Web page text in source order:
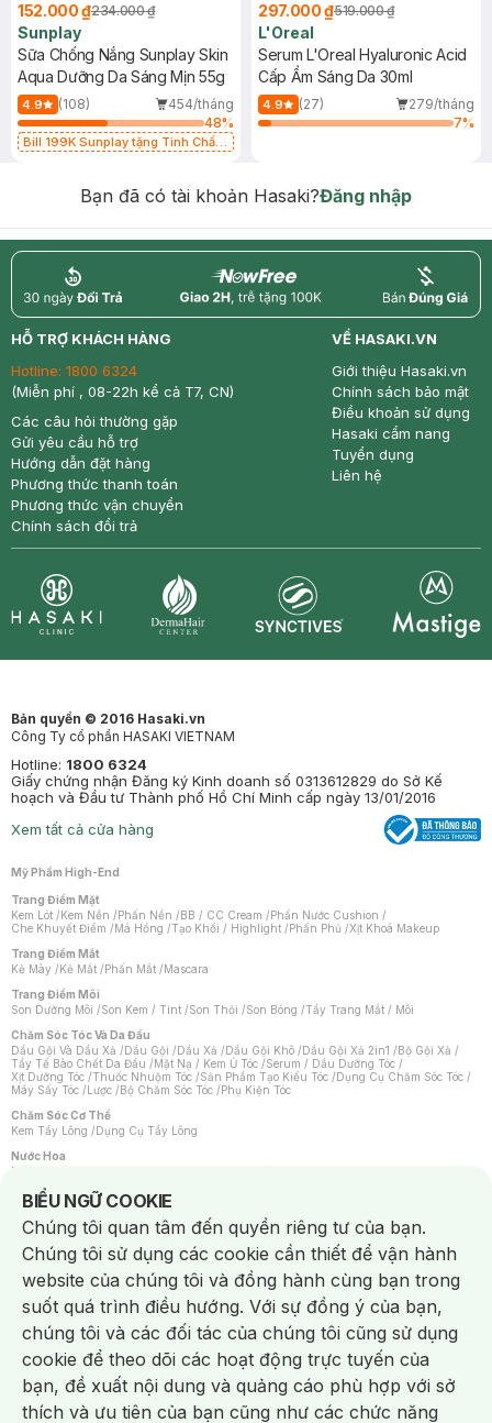
152.000 ₫234.000 ₫
Sunplay
Sữa Chống Nắng Sunplay Skin
Aqua Dưỡng Da Sáng Mịn 55g
4.9 (108)
454/tháng
48%
Bill 199K Sunplay tặng Tinh Chất
297.000 ₫519.000 ₫
L'Oreal
Serum L'Oreal Hyaluronic Acid
Cấp Ẩm Sáng Da 30ml
4.9 (27)
279/tháng
7%
Bạn đã có tài khoản Hasaki?Đăng nhập
return nowfree price
HỖ TRỢ KHÁCH HÀNG
Hotline: 1800 6324
(Miễn phí , 08-22h kể cả T7, CN)
Các câu hỏi thường gặp
Gửi yêu cầu hỗ trợ
Hướng dẫn đặt hàng
Phương thức thanh toán
Phương thức vận chuyển
Chính sách đổi trả
VỀ HASAKI.VN
Giới thiệu Hasaki.vn
Chính sách bảo mật
Điều khoản sử dụng
Hasaki cẩm nang
Tuyển dụng
Liên hệ
Bản quyền © 2016 Hasaki.vn
Công Ty cổ phần HASAKI VIETNAM
Hotline: 1800 6324
Giấy chứng nhận Đăng ký Kinh doanh số 0313612829 do Sở Kế
hoạch và Đầu tư Thành phố Hồ Chí Minh cấp ngày 13/01/2016
Xem tất cả cửa hàng
Mỹ Phẩm High-End
Trang Điểm Mặt
Kem Lót /Kem Nền /Phấn Nền /BB / CC Cream /Phấn Nước Cushion /
Che Khuyết Điểm /Má Hồng /Tạo Khối / Highlight /Phấn Phủ /Xịt Khoá Makeup
Trang Điểm Mắt
Kẻ Mày /Kẻ Mắt /Phấn Mắt /Mascara
Trang Điểm Môi
Son Dưỡng Môi /Son Kem / Tint /Son Thỏi /Son Bóng /Tẩy Trang Mắt / Môi
Chăm Sóc Tóc Và Da Đầu
Dầu Gội Và Dầu Xả /Dầu Gội /Dầu Xả /Dầu Gội Khô /Dầu Gội Xả 2in1 /Bộ Gội Xả /
Tẩy Tế Bào Chết Da Đầu /Mặt Nạ / Kem Ủ Tóc /Serum / Dầu Dưỡng Tóc /
Xịt Dưỡng Tóc /Thuốc Nhuộm Tóc /Sản Phẩm Tạo Kiểu Tóc /Dụng Cụ Chăm Sóc Tóc /
Máy Sấy Tóc /Lược /Bộ Chăm Sóc Tóc /Phụ Kiện Tóc
Chăm Sóc Cơ Thể
Kem Tẩy Lông /Dụng Cụ Tẩy Lông
Nước Hoa
Nước Hoa Nữ
Chăm Sóc Cá Nhân
Chống Muỗi /Khẩu Trang /Máy Massage/Mặt Nạ Xông Hơi /Nước Rửa Tay/
Sản Phẩm Chăm Sóc Khác /Bàn Chải Đánh Răng /Bàn Chải Điện/
Hỗ Trợ Trắng Răng/Kem Đánh Răng /Máy Tăm Nước/ Nước Súc Miệng/
Tăm / Chỉ Nha Khoa/ Xịt Thơm Miệng / Dung Dịch Vệ Sinh/Dưỡng Vùng Kín/
Khăn Ướt Vệ Sinh Vùng Kín/Băng Vệ Sinh/Tampon/Bọt Cạo Râu /Dao Cạo Râu/
Máy Cạo Râu
Vấn Đề Về Da
Da Dầu / Lỗ Chân Lông To/ Da Khô / Mất Nước/ Da Lão Hóa/ Da Mụn/
Da Nhạy Cảm / Kích Ứng
Da Xỉn Màu Thâm / Nám / Tàn Nhang
Quầng Thâm & Bọng Mắt /Sẹo /Viêm Da Cơ Địa
Dụng Cụ / Phụ Kiện Chăm Sóc Da
Bông Tẩy Trang
Khăn Lau Mặt Khô Dụng Cụ / Máy Rửa Mặt Máy Chăm Sóc Da
Dụng Cụ Chăm Sóc Khác
BIỂU NGỮ COOKIE
Notice about cookies usage
Chúng tôi quan tâm đến quyền riêng tư của bạn.
Chúng tôi sử dụng các cookie cần thiết để vận hành
website của chúng tôi và đồng hành cùng bạn trong
suốt quá trình điều hướng. Với sự đồng ý của bạn,
chúng tôi và các đối tác của chúng tôi cũng sử dụng
cookie để theo dõi các hoạt động trực tuyến của
bạn, đề xuất nội dung và quảng cáo phù hợp với sở
thích và ưu tiên của bạn cũng như các chức năng